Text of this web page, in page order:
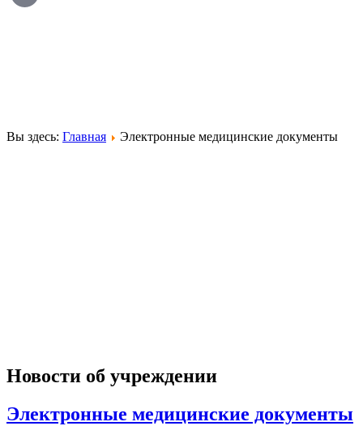
Вы здесь: Главная Электронные медицинские документы
Новости об учреждении
Электронные медицинские документы